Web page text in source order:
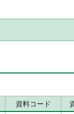
資料コード